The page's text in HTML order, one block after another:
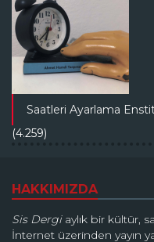
Saatleri Ayarlama
(4.259)
HAKKIMIZDA
Sis Dergiaylık bir kültür,
İnternet üzerinden yayın